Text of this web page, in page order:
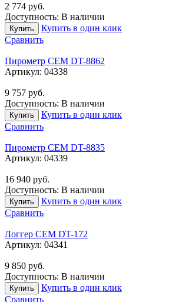
2 774 руб.
Доступность: В наличии
Купить
Купить в один клик
Сравнить
Пирометр CEM DT-8862
Артикул: 04338
9 757 руб.
Доступность: В наличии
Купить
Купить в один клик
Сравнить
Пирометр CEM DT-8835
Артикул: 04339
16 940 руб.
Доступность: В наличии
Купить
Купить в один клик
Сравнить
Логгер CEM DT-172
Артикул: 04341
9 850 руб.
Доступность: В наличии
Купить
Купить в один клик
Сравнить